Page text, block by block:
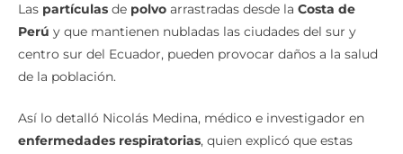
Las partículas de polvo arrastradas desde la Costa de
Perú y que mantienen nubladas las ciudades del sur y
centro sur del Ecuador, pueden provocar daños a la salud
de la población.
Así lo detalló Nicolás Medina, médico e investigador en
enfermedades respiratorias, quien explicó que estas